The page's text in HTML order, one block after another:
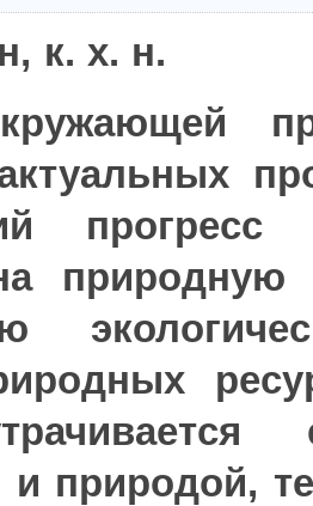
к. х. н.
природную
природой,